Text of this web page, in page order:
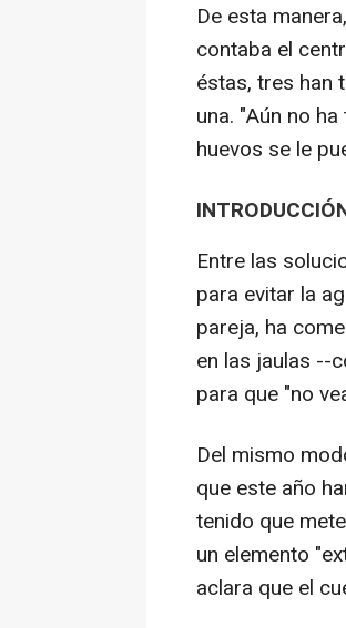
De esta
contaba el
éstas, tres han
una. "Aún no
huevos se le
Entre las
para evitar la
pareja, ha
en las jaulas --
para que "no
Del mismo
que este año
tenido que
un elemento
aclara que el